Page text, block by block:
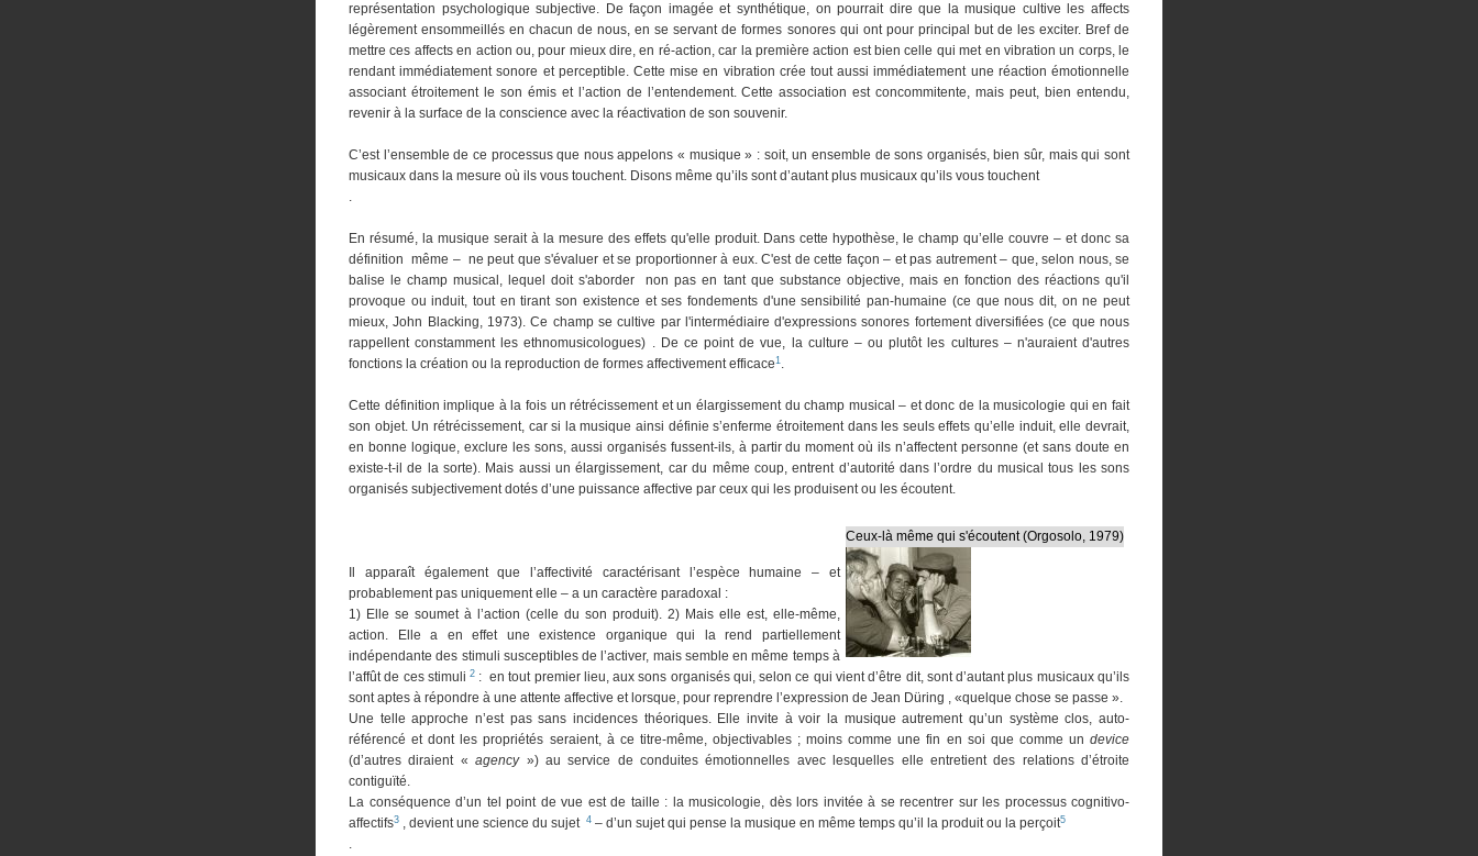
représentation psychologique subjective. De façon imagée et synthétique, on pourrait dire que la musique cultive les affects
légèrement ensommeillés en chacun de nous, en se servant de formes sonores qui ont pour principal but de les exciter. Bref de
mettre ces affects en action ou, pour mieux dire, en ré-action, car la première action est bien celle qui met en vibration un corps, le
rendant immédiatement sonore et perceptible. Cette mise en vibration crée tout aussi immédiatement une réaction émotionnelle
associant étroitement le son émis et l’action de l’entendement. Cette association est concommitente, mais peut, bien entendu,
revenir à la surface de la conscience avec la réactivation de son souvenir.
C’est l’ensemble de ce processus que nous appelons « musique » : soit, un ensemble de sons organisés, bien sûr, mais qui sont
musicaux dans la mesure où ils vous touchent. Disons même qu’ils sont d’autant plus musicaux qu’ils vous touchent
.
En résumé, la musique serait à la mesure des effets qu'elle produit. Dans cette hypothèse, le champ qu’elle couvre – et donc sa
définition même – ne peut que s'évaluer et se proportionner à eux. C'est de cette façon – et pas autrement – que, selon nous, se
balise le champ musical, lequel doit s'aborder non pas en tant que substance objective, mais en fonction des réactions qu'il
provoque ou induit, tout en tirant son existence et ses fondements d'une sensibilité pan-humaine (ce que nous dit, on ne peut
mieux, John Blacking, 1973). Ce champ se cultive par l'intermédiaire d'expressions sonores fortement diversifiées (ce que nous
rappellent constamment les ethnomusicologues) . De ce point de vue, la culture – ou plutôt les cultures – n'auraient d'autres
fonctions la création ou la reproduction de formes affectivement efficace 1 .
Cette définition implique à la fois un rétrécissement et un élargissement du champ musical – et donc de la musicologie qui en fait
son objet. Un rétrécissement, car si la musique ainsi définie s’enferme étroitement dans les seuls effets qu’elle induit, elle devrait,
en bonne logique, exclure les sons, aussi organisés fussent-ils, à partir du moment où ils n’affectent personne (et sans doute en
existe-t-il de la sorte). Mais aussi un élargissement, car du même coup, entrent d’autorité dans l’ordre du musical tous les sons
organisés subjectivement dotés d’une puissance affective par ceux qui les produisent ou les écoutent.
Ceux-là même qui s'écoutent (Orgosolo, 1979)
Il apparaît également que l’affectivité caractérisant l’espèce humaine – et
probablement pas uniquement elle – a un caractère paradoxal :
1) Elle se soumet à l’action (celle du son produit). 2) Mais elle est, elle-même,
action. Elle a en effet une existence organique qui la rend partiellement
indépendante des stimuli susceptibles de l’activer, mais semble en même temps à
l’affût de ces stimuli2 : en tout premier lieu, aux sons organisés qui, selon ce qui vient d’être dit, sont d’autant plus musicaux qu’ils
sont aptes à répondre à une attente affective et lorsque, pour reprendre l’expression de Jean Düring , «quelque chose se passe ».
Une telle approche n’est pas sans incidences théoriques. Elle invite à voir la musique autrement qu’un système clos, auto-
référencé et dont les propriétés seraient, à ce titre-même, objectivables ; moins comme une fin en soi que comme un device
(d’autres diraient «agency») au service de conduites émotionnelles avec lesquelles elle entretient des relations d’étroite
contiguïté.
La conséquence d’un tel point de vue est de taille : la musicologie, dès lors invitée à se recentrer sur les processus cognitivo-
affectifs3 , devient une science du sujet 4 – d’un sujet qui pense la musique en même temps qu’il la produit ou la perçoit5
.